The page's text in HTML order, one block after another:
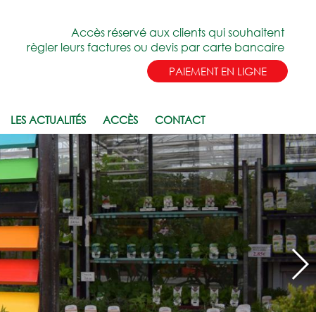
Accès réservé aux clients qui souhaitent
règler leurs factures ou devis par carte bancaire
PAIEMENT EN LIGNE
LES ACTUALITÉS ACCÈS CONTACT